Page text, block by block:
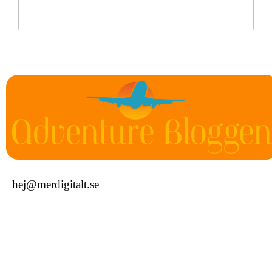
hej@merdigitalt.se